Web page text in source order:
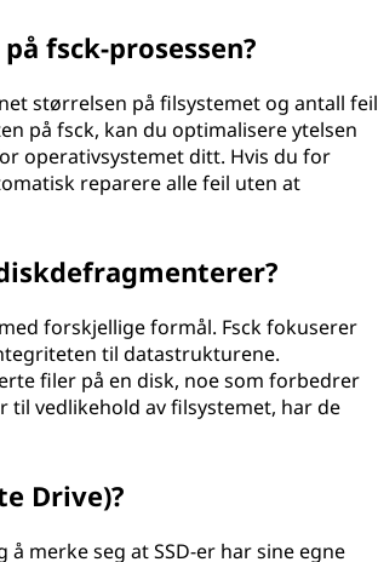
fsck-prosessen?
størrelsen på filsystemet og antall feil
på fsck, kan du optimalisere ytelsen
operativsystemet ditt. Hvis du for
reparere alle feil uten at
forskjellige formål. Fsck fokuserer
til datastrukturene.
filer på en disk, noe som forbedrer
til vedlikehold av filsystemet, har de
Drive)?
å merke seg at SSD-er har sine egne